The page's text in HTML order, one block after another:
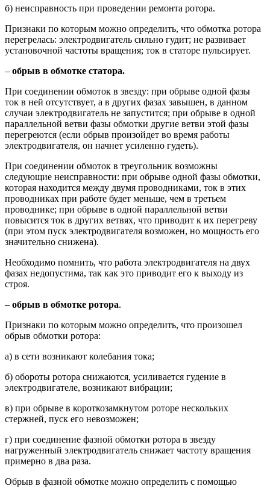
б) неисправность при проведении ремонта ротора.
Признаки по которым можно определить, что обмотка ротора
перегрелась: электродвигатель сильно гудит; не развивает
установочной частоты вращения; ток в статоре пульсирует.
– обрыв в обмотке статора.
При соединении обмоток в звезду: при обрыве одной фазы
ток в ней отсутствует, а в других фазах завышен, в данном
случаи электродвигатель не запустится; при обрыве в одной
параллельной ветви фазы обмотки другие ветви этой фазы
перегреются (если обрыв произойдет во время работы
электродвигателя, он начнет усиленно гудеть).
При соединении обмоток в треугольник возможны
следующие неисправности: при обрыве одной фазы обмотки,
которая находится между двумя проводниками, ток в этих
проводниках при работе будет меньше, чем в третьем
проводнике; при обрыве в одной параллельной ветви
повысится ток в других ветвях, что приводит к их перегреву
(при этом пуск электродвигателя возможен, но мощность его
значительно снижена).
Необходимо помнить, что работа электродвигателя на двух
фазах недопустима, так как это приводит его к выходу из
строя.
– обрыв в обмотке ротора.
Признаки по которым можно определить, что произошел
обрыв обмотки ротора:
а) в сети возникают колебания тока;
б) обороты ротора снижаются, усиливается гудение в
электродвигателе, возникают вибрации;
в) при обрыве в короткозамкнутом роторе нескольких
стержней, пуск его невозможен;
г) при соединение фазной обмотки ротора в звезду
нагруженный электродвигатель снижает частоту вращения
примерно в два раза.
Обрыв в фазной обмотке можно определить с помощью